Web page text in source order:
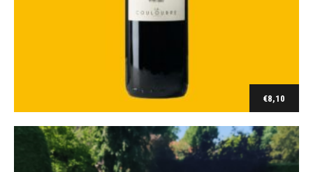
Ajouter au panier
€8,10
Bag in box Classique Rouge (5 l)
€29,00